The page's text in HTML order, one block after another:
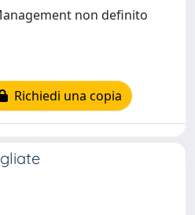
non definito
Richiedi una copia